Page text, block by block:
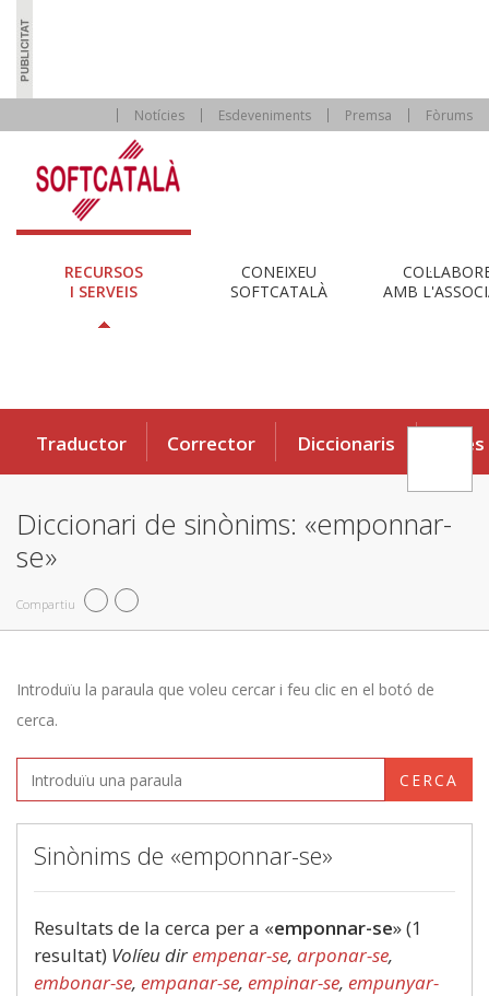
Notícies Esdeveniments Premsa Fòrums
RECURSOS
I SERVEIS
CONEIXEU
SOFTCATALÀ
AMB
Traductor Corrector Diccionaris Eines
Diccionari de sinònims: «emponnar-
se»
Compartiu
Introduïu la paraula que voleu cercar i feu clic en el botó de
cerca.
CERCA
Sinònims de «emponnar-se»
Resultats de la cerca per a «emponnar-se» (1
resultat) Volíeu dirempenar-se, arponar-se,
embonar-se, empanar-se, empinar-se, empunyar-